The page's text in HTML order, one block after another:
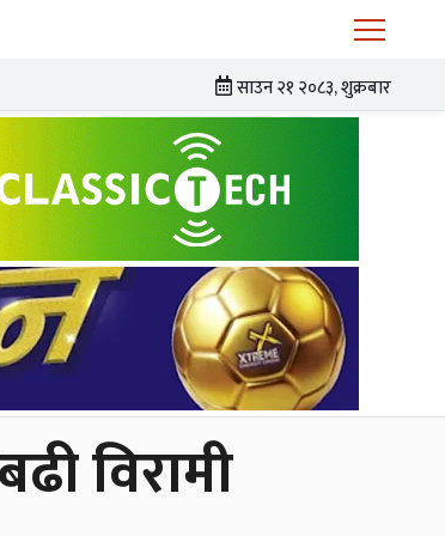
साउन २१ २०८३, शुक्रबार
विरामी